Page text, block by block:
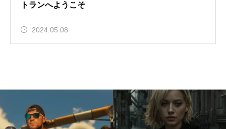
トランへようこそ
2024.05.08